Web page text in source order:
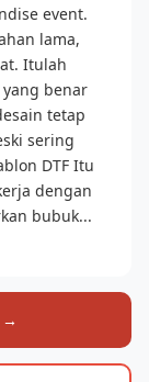
event.
lama,
Itulah
yang benar
tetap
sering
DTF Itu
dengan
bubuk...
→